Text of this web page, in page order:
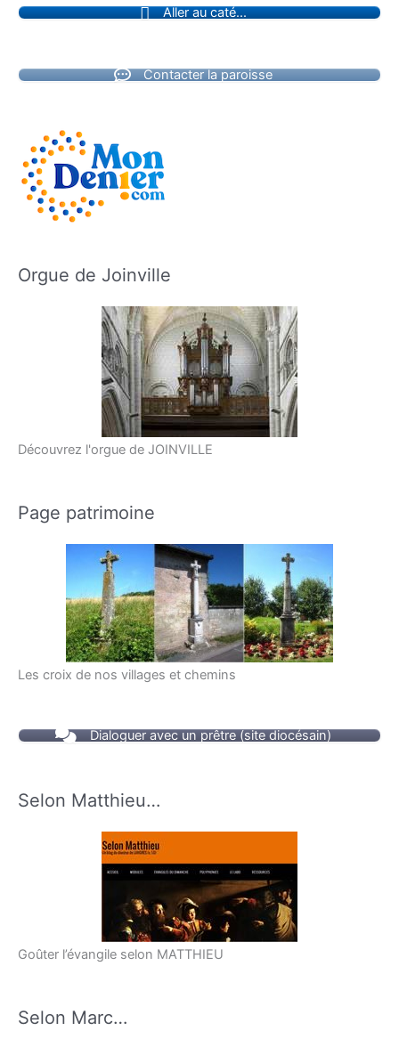
Aller au caté...
Contacter la paroisse
Orgue de Joinville
Découvrez l'orgue de JOINVILLE
Page patrimoine
Les croix de nos villages et chemins
Dialoguer avec un prêtre (site diocésain)
Selon Matthieu…
Goûter l’évangile selon MATTHIEU
Selon Marc…